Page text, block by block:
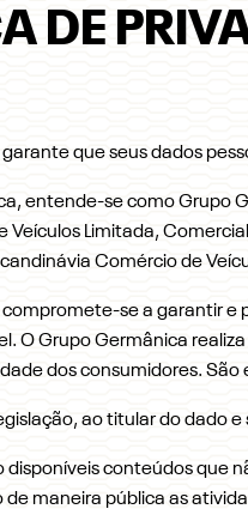
DE
que seus dados
entende-se como Grupo
Veículos Limitada,
Comércio de
se a garantir e
O Grupo Germânica
dos consumidores. São
ao titular do dado
disponíveis conteúdos que
maneira pública as